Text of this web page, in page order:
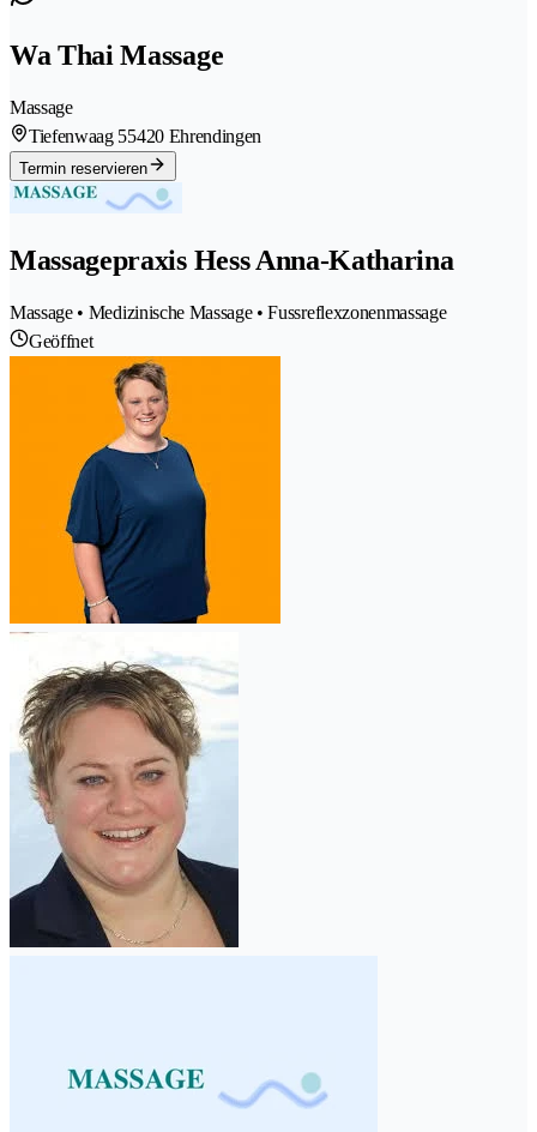
Wa Thai Massage
Massage
Tiefenwaag 55420 Ehrendingen
Termin reservieren
Massagepraxis Hess Anna-Katharina
Massage • Medizinische Massage • Fussreflexzonenmassage
Geöffnet